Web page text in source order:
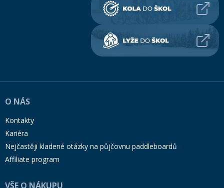
O NÁS
Kontakty
Kariéra
Nejčastěji kladené otázky na půjčovnu paddleboardů
Affiliate program
VŠE O NÁKUPU